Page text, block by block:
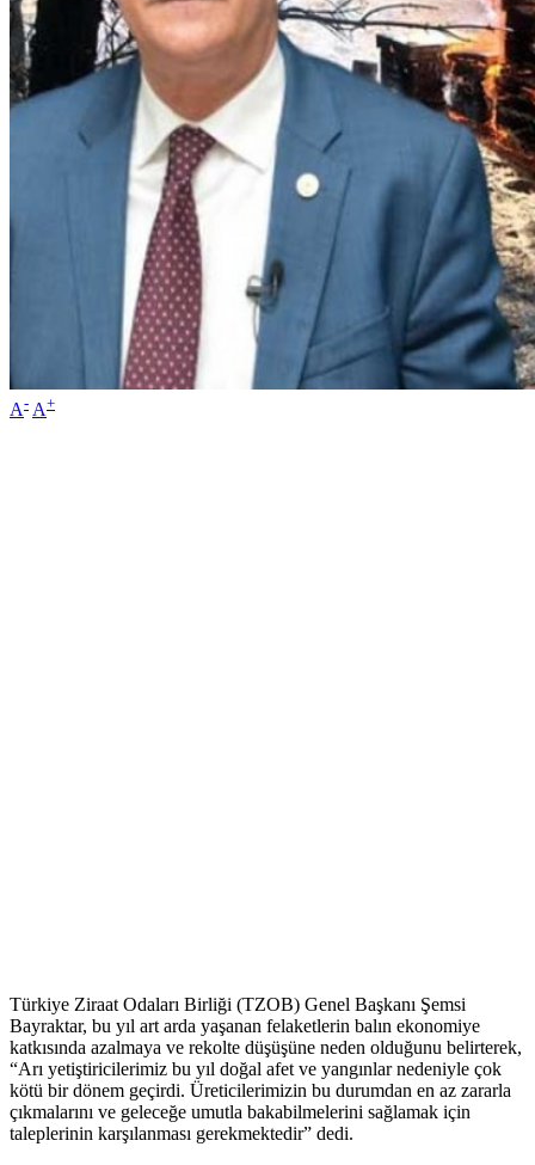
A- A+
Türkiye Ziraat Odaları Birliği (TZOB) Genel Başkanı Şemsi
Bayraktar, bu yıl art arda yaşanan felaketlerin balın ekonomiye
katkısında azalmaya ve rekolte düşüşüne neden olduğunu belirterek,
“Arı yetiştiricilerimiz bu yıl doğal afet ve yangınlar nedeniyle çok
kötü bir dönem geçirdi. Üreticilerimizin bu durumdan en az zararla
çıkmalarını ve geleceğe umutla bakabilmelerini sağlamak için
taleplerinin karşılanması gerekmektedir” dedi.